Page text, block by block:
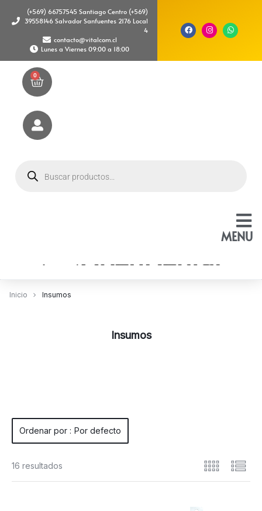
(+569) 66757545 Santiago Centro (+569)
39558146 Salvador Sanfuentes 2176 Local
4
contacto@vitalcom.cl
Lunes a Viernes 09:00 a 18:00
MENU
0
Inicio Insumos
Insumos
Ordenar por : Por defecto
16 resultados